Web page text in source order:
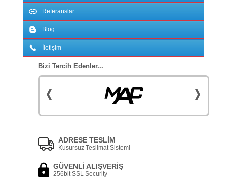
Referanslar
Blog
İletişim
Bizi Tercih Edenler...
ADRESE TESLİM
Kusursuz Teslimat Sistemi
GÜVENLİ ALIŞVERİŞ
256bit SSL Security